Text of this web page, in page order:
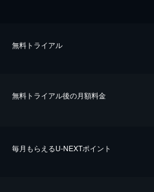
無料トライアル
無料トライアル後の⽉額料金
毎⽉もらえるU-NEXTポイント